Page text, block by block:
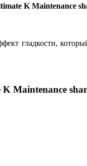
K Maintenance
гладкости,
Maintenance